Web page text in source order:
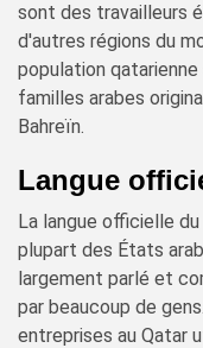
sont des travailleurs
d'autres régions du
population
familles arabes
Bahreïn.
Langue
La langue officielle
plupart des États
largement parlé et
par beaucoup de
entreprises au Qatar